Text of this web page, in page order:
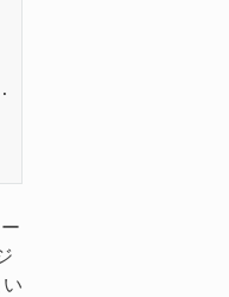
0
0
0
0